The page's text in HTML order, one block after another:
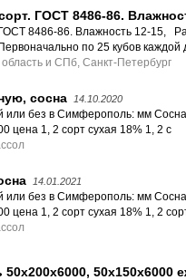
ГОСТ 8486-86.
8486-86. Влажность 12-15,
по 25 кубов
и СПб, Санкт-Петербург
сосна 14.10.2020
или без в Симферополь: мм
цена 1, 2 сорт сухая 18% 1, 2 с
14.01.2021
или без в Симферополь: мм
цена 1, 2 сорт сухая 18% 1, 2
50х150х6000